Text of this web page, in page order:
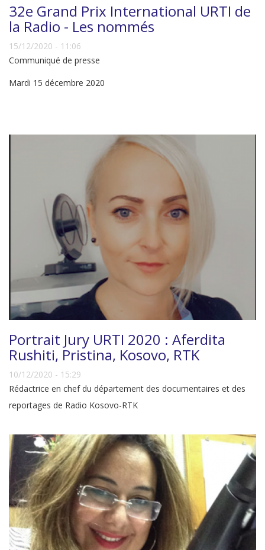
32e Grand Prix International URTI de
la Radio - Les nommés
15/12/2020 - 11:06
Communiqué de presse
Mardi 15 décembre 2020
Portrait Jury URTI 2020 : Aferdita
Rushiti, Pristina, Kosovo, RTK
10/12/2020 - 15:29
Rédactrice en chef du département des documentaires et des
reportages de Radio Kosovo-RTK